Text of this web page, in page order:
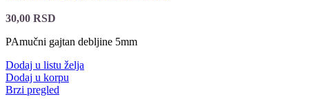
30,00 RSD
PAmučni gajtan debljine 5mm
Dodaj u listu želja
Dodaj u korpu
Brzi pregled